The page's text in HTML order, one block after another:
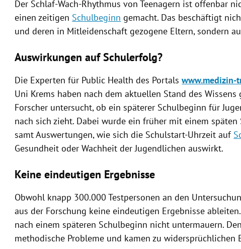
Der Schlaf-Wach-Rhythmus von Teenagern ist offenbar
einen zeitigen Schulbeginn gemacht. Das beschäftigt
und deren in Mitleidenschaft gezogene Eltern, sondern
Auswirkungen auf Schulerfolg?
Die Experten für Public Health des Portalswww.medizin-
Uni Krems haben nach dem aktuellen Stand des Wissens
Forscher untersucht, ob ein späterer Schulbeginn für
nach sich zieht. Dabei wurde ein früher mit einem späten
samt Auswertungen, wie sich die Schulstart-Uhrzeit auf
Gesundheit oder Wachheit der Jugendlichen auswirkt.
Keine eindeutigen Ergebnisse
Obwohl knapp 300.000 Testpersonen an den
aus der Forschung keine eindeutigen Ergebnisse
nach einem späteren Schulbeginn nicht untermauern.
methodische Probleme und kamen zu widersprüchlichen